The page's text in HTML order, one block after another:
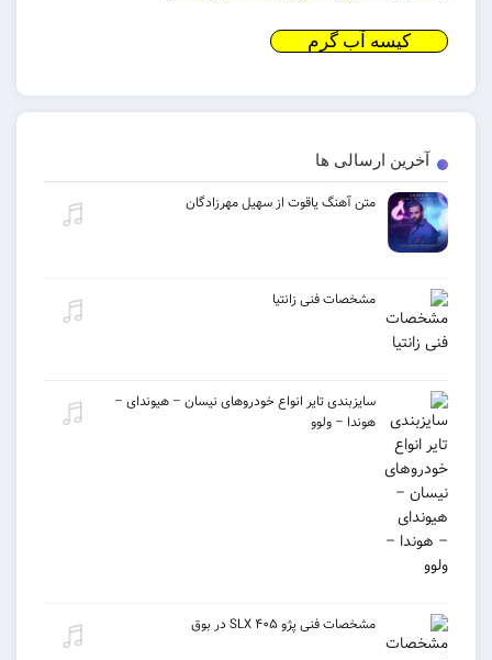
آخرین ارسالی ها
متن آهنگ یاقوت از سهیل مهرزادگان
مشخصات فنی زانتیا
سایزبندی تایر انواع خودروهای نیسان – هیوندای –
هوندا – ولوو
مشخصات فنی پژو ۴۰۵ SLX در بوق
کیسه آب گرم